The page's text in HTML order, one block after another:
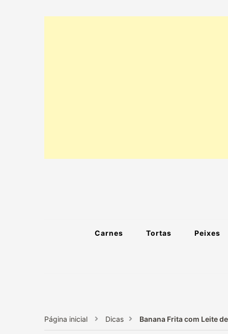
Carnes Tortas Peixes
Página inicial Dicas Banana Frita com Leite